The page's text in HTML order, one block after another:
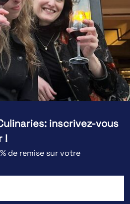
inscrivez-vous
!
de remise sur votre